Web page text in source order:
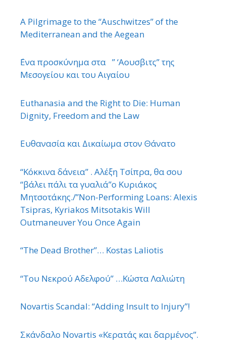
A Pilgrimage to the “Auschwitzes” of the
Mediterranean and the Aegean
΄Ενα προσκύνημα στα ” ‘Αουσβιτς” της
Μεσογείου και του Αιγαίου
Euthanasia and the Right to Die: Human
Dignity, Freedom and the Law
Ευθανασία και Δικαίωμα στον Θάνατο
“Κόκκινα δάνεια” . Αλέξη Τσίπρα, θα σου
“βάλει πάλι τα γυαλιά”ο Κυριάκος
Μητσοτάκης./”Non-Performing Loans: Alexis
Tsipras, Kyriakos Mitsotakis Will
Outmaneuver You Once Again
“The Dead Brother”… Kostas Laliotis
“Του Νεκρού Αδελφού” …Κώστα Λαλιώτη
Novartis Scandal: “Adding Insult to Injury”!
Σκάνδαλο Novartis «Κερατάς και δαρμένος”.